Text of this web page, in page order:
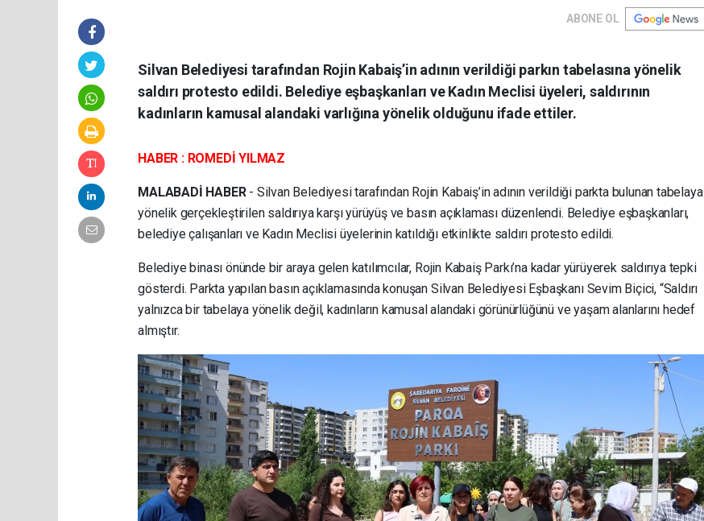
ABONE OL
Silvan Belediyesi tarafından Rojin Kabaiş’in adının verildiği parkın tabelasına yönelik
saldırı protesto edildi. Belediye eşbaşkanları ve Kadın Meclisi üyeleri, saldırının
kadınların kamusal alandaki varlığına yönelik olduğunu ifade ettiler.
HABER : ROMEDİ YILMAZ
MALABADİ HABER- Silvan Belediyesi tarafından Rojin Kabaiş’in adının verildiği parkta bulunan tabelaya
yönelik gerçekleştirilen saldırıya karşı yürüyüş ve basın açıklaması düzenlendi. Belediye eşbaşkanları,
belediye çalışanları ve Kadın Meclisi üyelerinin katıldığı etkinlikte saldırı protesto edildi.
Belediye binası önünde bir araya gelen katılımcılar, Rojin Kabaiş Parkı’na kadar yürüyerek saldırıya tepki
gösterdi. Parkta yapılan basın açıklamasında konuşan Silvan Belediyesi Eşbaşkanı Sevim Biçici, “Saldırı
yalnızca bir tabelaya yönelik değil, kadınların kamusal alandaki görünürlüğünü ve yaşam alanlarını hedef
almıştır.